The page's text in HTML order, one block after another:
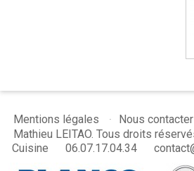
Mentions légales Nous contacter
Mathieu LEITAO. Tous droits
Cuisine
06.07.17.04.34